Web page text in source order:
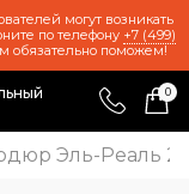
могут возникать
по телефону +7 (499)
обязательно поможем!
0
Эль-Реаль